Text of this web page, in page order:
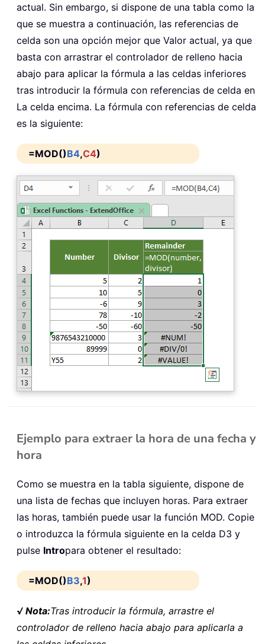
actual. Sin embargo, si dispone de una tabla como la
que se muestra a continuación, las referencias de
celda son una opción mejor que Valor actual, ya que
basta con arrastrar el controlador de relleno hacia
abajo para aplicar la fórmula a las celdas inferiores
tras introducir la fórmula con referencias de celda en
La celda encima. La fórmula con referencias de celda
es la siguiente:
=MOD()B4,C4)
Ejemplo para extraer la hora de una fecha y
hora
Como se muestra en la tabla siguiente, dispone de
una lista de fechas que incluyen horas. Para extraer
las horas, también puede usar la función MOD. Copie
o introduzca la fórmula siguiente en la celda D3 y
pulse Intropara obtener el resultado:
=MOD()B3,1)
√ Nota:Tras introducir la fórmula, arrastre el
controlador de relleno hacia abajo para aplicarla a